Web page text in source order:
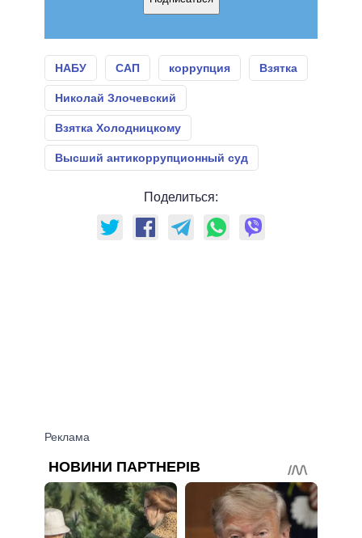
НАБУ САП коррупция Взятка
Николай Злочевский
Взятка Холодницкому
Высший антикоррупционный суд
Поделиться: